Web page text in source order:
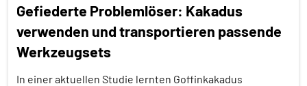
Artikel
Ernährung
Forschung
aktuell
Gefiederte Problemlöser: Kakadus
verwenden und transportieren passende
Werkzeugsets
In einer aktuellen Studie lernten Goffinkakadus